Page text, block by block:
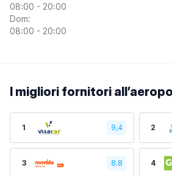
08:00 - 20:00
Dom:
08:00 - 20:00
I migliori fornitori
1 9,4 2
3 8.8 4